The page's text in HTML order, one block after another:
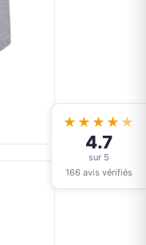
★★★★ ★
4.7
sur 5
166 avis vérifiés